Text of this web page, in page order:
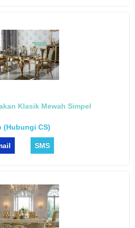
Klasik Mewah Simpel
(Hubungi CS)
SMS